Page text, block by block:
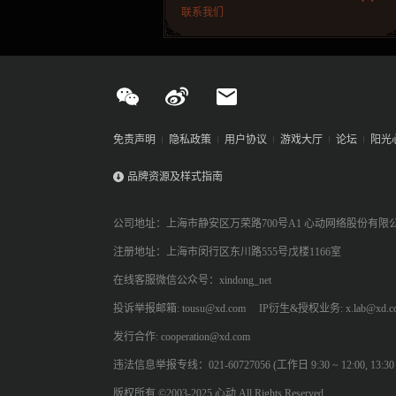
联系我们
免责声明 隐私政策 用户协议 游戏大厅 论坛 阳光
品牌资源及样式指南
公司地址：上海市静安区万荣路700号A1 心动网络股份有限
注册地址：上海市闵行区东川路555号戊楼1166室
在线客服微信公众号：xindong_net
投诉举报邮箱: tousu@xd.com IP衍生&授权业务:
发行合作: cooperation@xd.com
违法信息举报专线：021-60727056 (工作日 9:30 ~ 12:00, 13:30
版权所有 ©2003-2025 心动 All Rights Reserved